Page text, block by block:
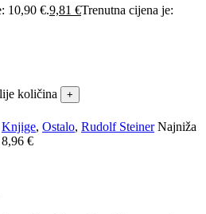
10,90 €.9,81 €Trenutna cijena je:
količina
Knjige, Ostalo, Rudolf Steiner Najniža
8,96 €